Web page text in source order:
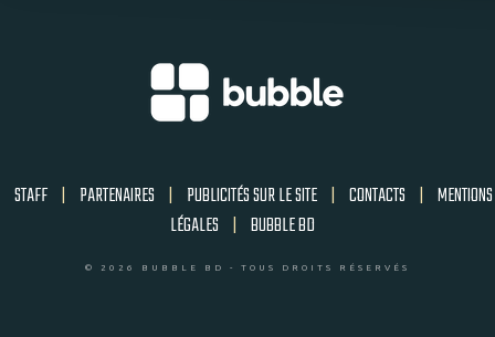
STAFF | PARTENAIRES | PUBLICITÉS SUR LE SITE | CONTACTS | MENTIONS
LÉGALES | BUBBLE BD
© 2026 BUBBLE BD - TOUS DROITS RÉSERVÉS